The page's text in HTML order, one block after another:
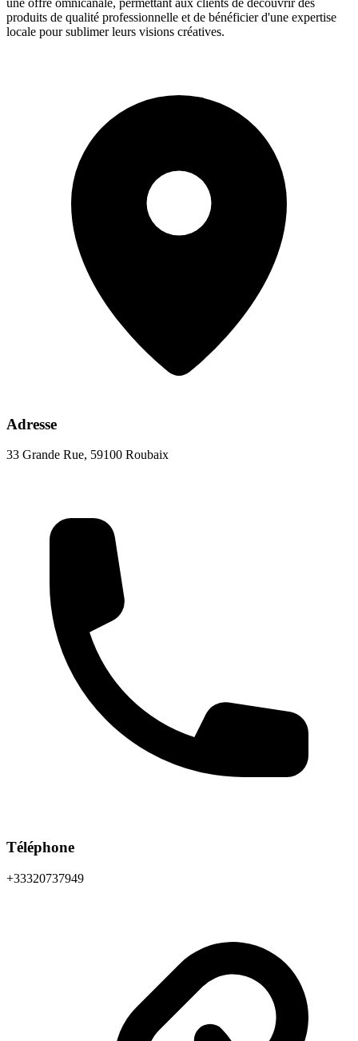
produits de qualité professionnelle et de bénéficier d'une expertise
locale pour sublimer leurs visions créatives.
Adresse
33 Grande Rue, 59100 Roubaix
Téléphone
+33320737949